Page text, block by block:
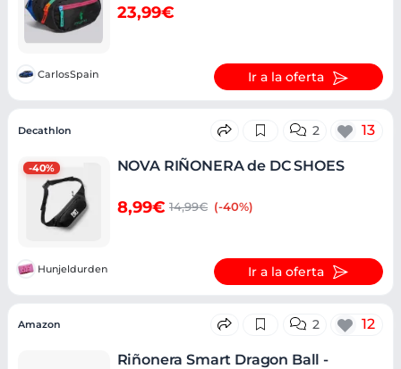
23,99€
CarlosSpain Ir a la oferta
-40%
Decathlon 2 13
NOVA RIÑONERA de DC SHOES
8,99€ 14,99€ (-40%)
Hunjeldurden Ir a la oferta
Amazon 2 12
Riñonera Smart Dragon Ball -